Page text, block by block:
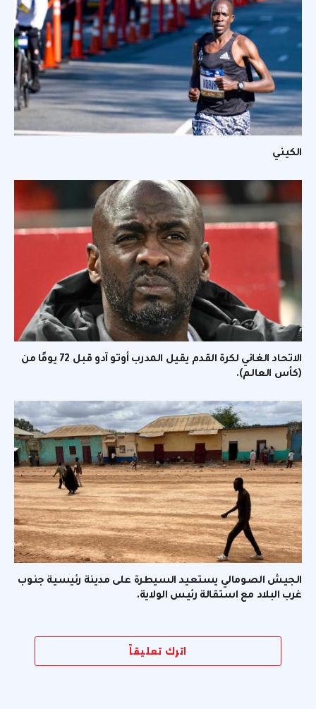
الكيني
الاتحاد الغاني لكرة القدم يقيل المدرب أوتو آدو قبل 72 يومًا من
(كأس العالم).
الجيش الصومالي يستعيد السيطرة على مدينة رئيسية جنوب
غرب البلاد مع استقالة رئيس الولاية.
اترك تعليقاً